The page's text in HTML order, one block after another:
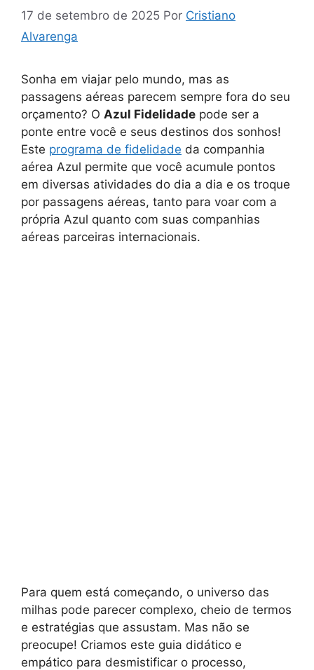
17 de setembro de 2025 Por Cristiano
Alvarenga
Sonha em viajar pelo mundo, mas as
passagens aéreas parecem sempre fora do seu
orçamento? O Azul Fidelidade pode ser a
ponte entre você e seus destinos dos sonhos!
Este programa de fidelidade da companhia
aérea Azul permite que você acumule pontos
em diversas atividades do dia a dia e os troque
por passagens aéreas, tanto para voar com a
própria Azul quanto com suas companhias
aéreas parceiras internacionais.
Para quem está começando, o universo das
milhas pode parecer complexo, cheio de termos
e estratégias que assustam. Mas não se
preocupe! Criamos este guia didático e
empático para desmistificar o processo,